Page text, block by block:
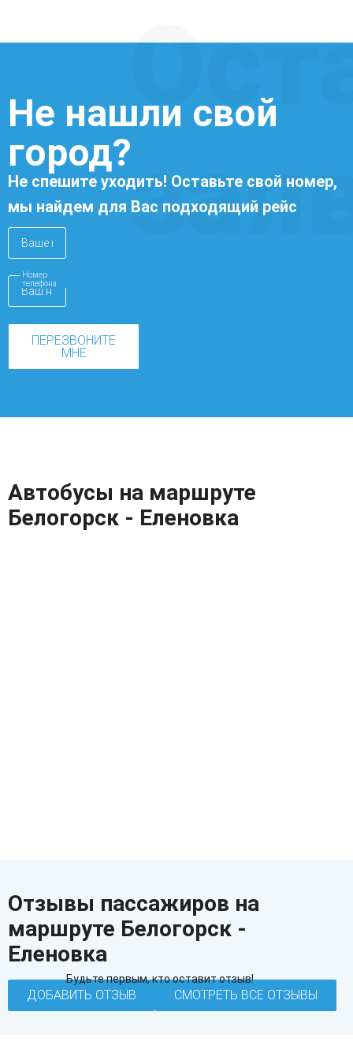
Не нашли свой
город?
Не спешите уходить! Оставьте свой номер,
мы найдем для Вас подходящий рейс
Номер
телефона
ПЕРЕЗВОНИТЕ
МНЕ
Автобусы на маршруте
Белогорск - Еленовка
Отзывы пассажиров на
маршруте Белогорск -
Еленовка
Будьте первым, кто оставит отзыв!
ДОБАВИТЬ ОТЗЫВ СМОТРЕТЬ ВСЕ ОТЗЫВЫ